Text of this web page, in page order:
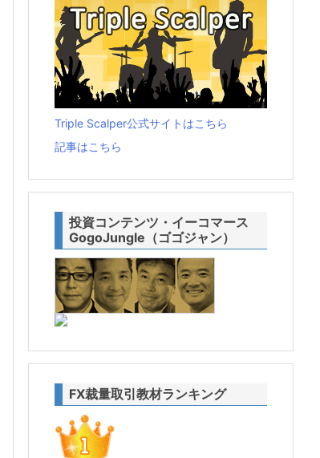
Triple Scalper公式サイトはこちら
記事はこちら
投資コンテンツ・イーコマース
GogoJungle（ゴゴジャン）
FX裁量取引教材ランキング